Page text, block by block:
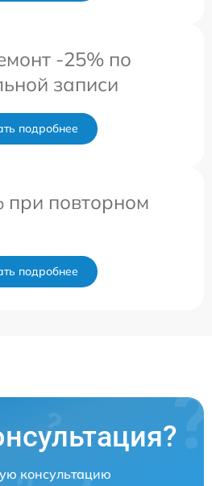
-25% по
записи
подробнее
при повторном
подробнее
консультацию